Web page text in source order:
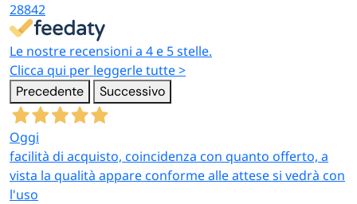
28842
Le nostre recensioni a 4 e 5 stelle.
Clicca qui per leggerle tutte >
Precedente Successivo
Oggi
facilità di acquisto, coincidenza con quanto offerto, a
vista la qualità appare conforme alle attese si vedrà con
l'uso